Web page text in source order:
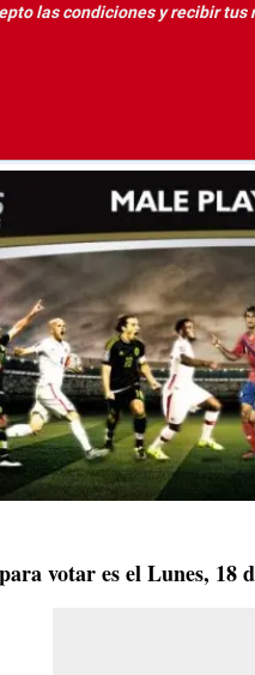
las condiciones y recibir tus
votar es el Lunes, 18